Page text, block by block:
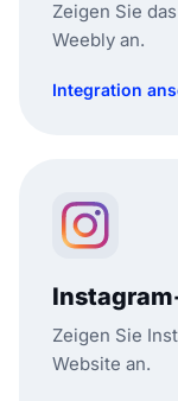
Zeigen Sie
Weebly an.
Integration
Zeigen Sie
Website an.